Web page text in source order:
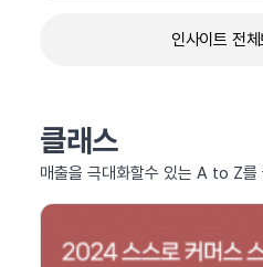
인사이트 전체
클래스
매출을 극대화할수 있는 A to Z를